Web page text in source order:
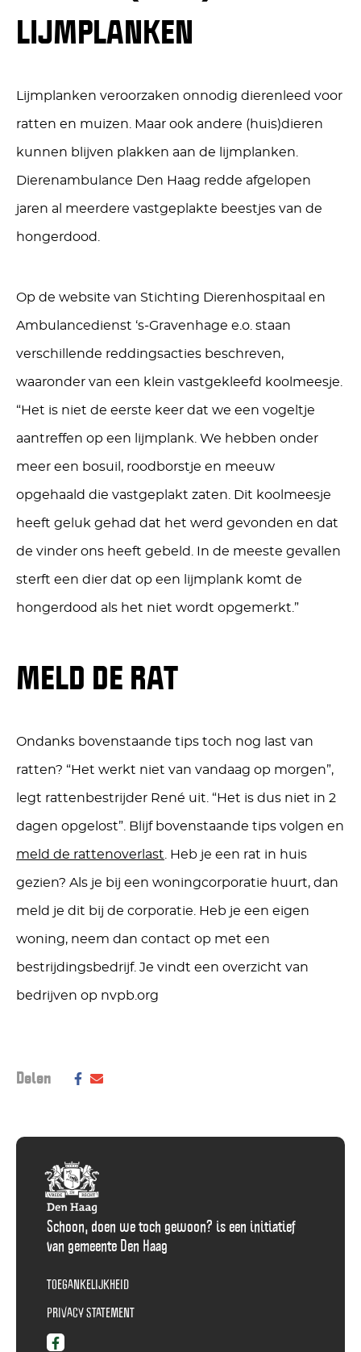
LIJMPLANKEN
Lijmplanken veroorzaken onnodig dierenleed voor
ratten en muizen. Maar ook andere (huis)dieren
kunnen blijven plakken aan de lijmplanken.
Dierenambulance Den Haag redde afgelopen
jaren al meerdere vastgeplakte beestjes van de
hongerdood.
Op de website van Stichting Dierenhospitaal en
Ambulancedienst ‘s-Gravenhage e.o. staan
verschillende reddingsacties beschreven,
waaronder van een klein vastgekleefd koolmeesje.
“Het is niet de eerste keer dat we een vogeltje
aantreffen op een lijmplank. We hebben onder
meer een bosuil, roodborstje en meeuw
opgehaald die vastgeplakt zaten. Dit koolmeesje
heeft geluk gehad dat het werd gevonden en dat
de vinder ons heeft gebeld. In de meeste gevallen
sterft een dier dat op een lijmplank komt de
hongerdood als het niet wordt opgemerkt.”
MELD DE RAT
Ondanks bovenstaande tips toch nog last van
ratten? “Het werkt niet van vandaag op morgen”,
legt rattenbestrijder René uit. “Het is dus niet in 2
dagen opgelost”. Blijf bovenstaande tips volgen en
meld de rattenoverlast . Heb je een rat in huis
gezien? Als je bij een woningcorporatie huurt, dan
meld je dit bij de corporatie. Heb je een eigen
woning, neem dan contact op met een
bestrijdingsbedrijf. Je vindt een overzicht van
bedrijven op nvpb.org
Delen Deel
Facebook
Delen
E-
Schoon, doen we toch gewoon? is een initiatief
van gemeente Den Haag
TOEGANKELIJKHEID
PRIVACY STATEMENT